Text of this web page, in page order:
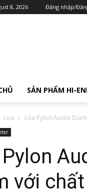
8, 2026 Đăng nhập/
SẢN PHẨM HI-
Loa Loa Pylon Audio
với